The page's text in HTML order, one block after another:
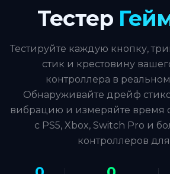
Тестер
Тестируйте каждую кнопку,
стик и крестовину
контроллера в
Обнаруживайте дрейф
вибрацию и измеряйте время
с PS5, Xbox, Switch Pro и
контроллеров для